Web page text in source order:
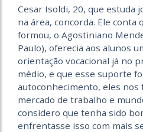
Cesar Isoldi, 20, que estuda
na área, concorda. Ele conta
formou, o Agostiniano
Paulo), oferecia aos alunos
orientação vocacional já no
médio, e que esse suporte
autoconhecimento, eles nos
mercado de trabalho e
considero que tenha sido
enfrentasse isso com mais